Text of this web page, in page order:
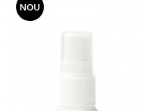
NOU